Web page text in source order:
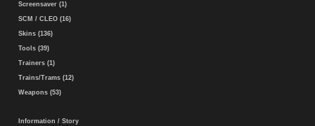
Screensaver (1)
SCM / CLEO (16)
Skins (136)
Tools (39)
Trainers (1)
Trains/Trams (12)
Weapons (53)
Information / Story